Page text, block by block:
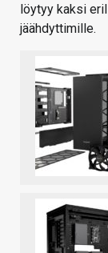
löytyy kaksi
jäähdyttimille.